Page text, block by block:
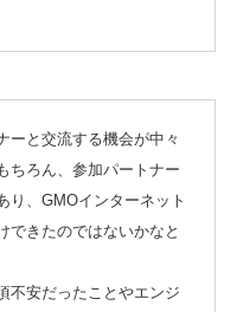
ーと交流する機会が中々
ちろん、参加パートナー
り、GMOインターネット
できたのではないかなと
不安だったことやエンジ